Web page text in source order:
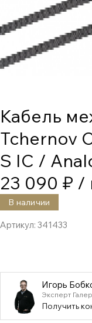
Кабель
Tchernov
S IC /
23 090 ₽ /
В наличии
Артикул: 341433
Игорь
Эксперт
Получить